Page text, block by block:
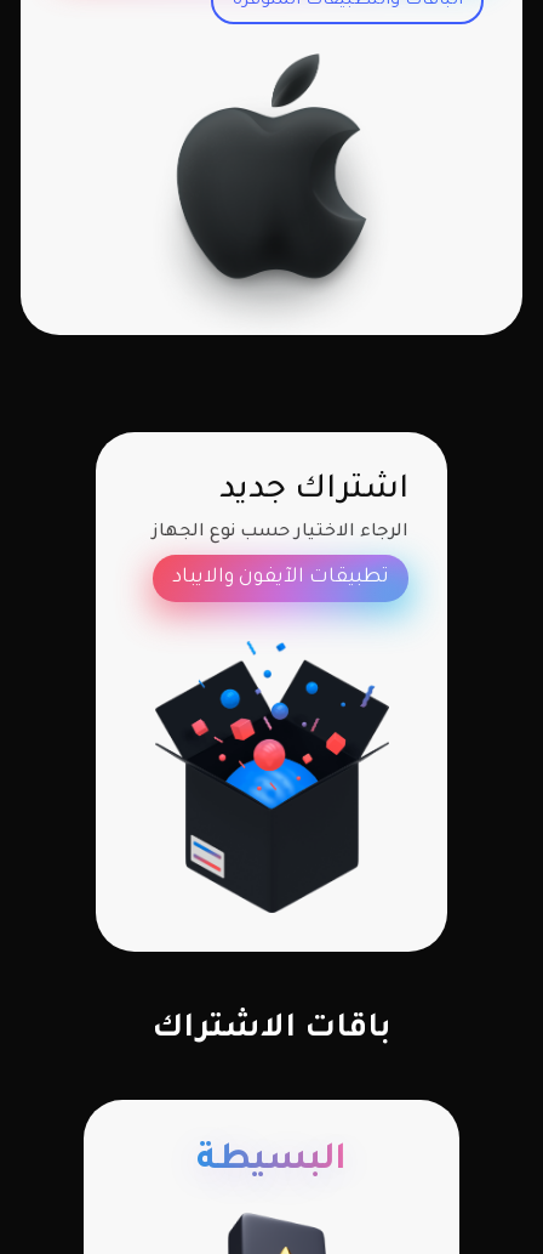
اشتراك جديد
الرجاء الاختيار حسب نوع الجهاز
تطبيقات الآيفون والايباد
باقات الاشتراك
البسيطة